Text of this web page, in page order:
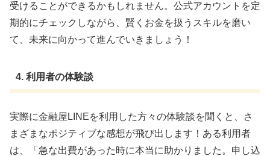
受けることができるかもしれません。公式アカウントを定
期的にチェックしながら、賢くお金を扱うスキルを磨い
て、未来に向かって進んでいきましょう！
4. 利用者の体験談
実際に金融屋LINEを利用した方々の体験談を聞くと、さ
まざまなポジティブな感想が飛び出します！ある利用者
は、「急な出費があった時に本当に助かりました。申し込